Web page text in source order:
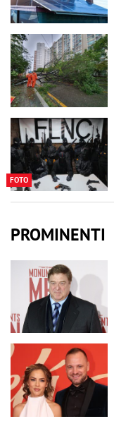
FOTO
PROMINENTI